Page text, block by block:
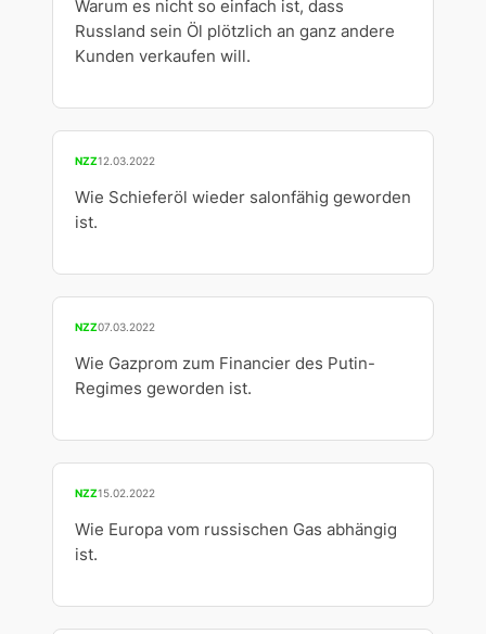
Warum es nicht so einfach ist, dass
Russland sein Öl plötzlich an ganz andere
Kunden verkaufen will.
NZZ12.03.2022
Wie Schieferöl wieder salonfähig geworden
ist.
NZZ07.03.2022
Wie Gazprom zum Financier des Putin-
Regimes geworden ist.
NZZ15.02.2022
Wie Europa vom russischen Gas abhängig
ist.